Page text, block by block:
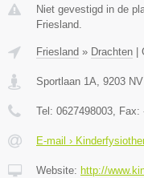
Niet gevestigd in de
Friesland.
Friesland » Drachten
Sportlaan 1A, 9203 NV
Tel: 0627498003, Fax:
E-mail ›
Website: http://